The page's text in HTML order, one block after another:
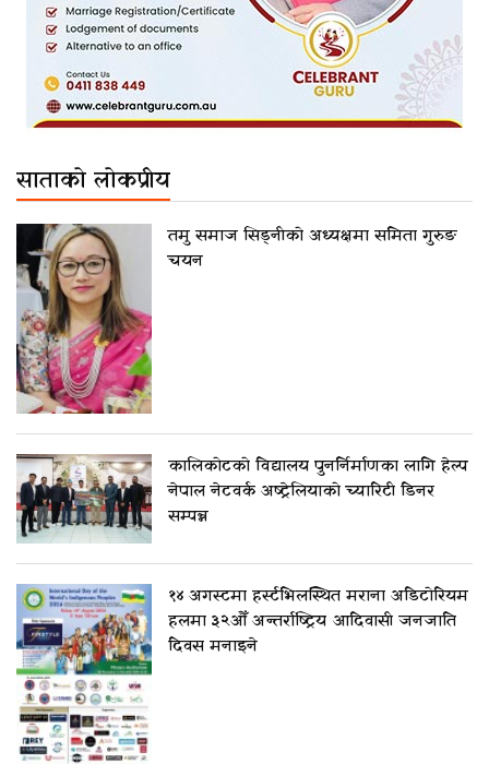
साताको लोकप्रीय
तमु समाज सिड्नीको अध्यक्षमा समिता गुरुङ
चयन
कालिकोटको विद्यालय पुनर्निर्माणका लागि हेल्प
नेपाल नेटवर्क अष्ट्रेलियाको च्यारिटी डिनर
सम्पन्न
१४ अगस्टमा हर्स्टभिलस्थित मराना अडिटोरियम
हलमा ३२औँ अन्तर्राष्ट्रिय आदिवासी जनजाति
दिवस मनाइने